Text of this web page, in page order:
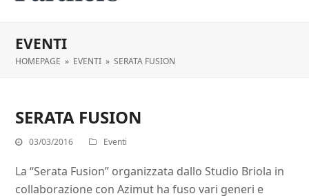
EVENTI
HOMEPAGE » EVENTI » SERATA FUSION
SERATA FUSION
03/03/2016 Eventi
La “Serata Fusion” organizzata dallo Studio Briola in
collaborazione con Azimut ha fuso vari generi e